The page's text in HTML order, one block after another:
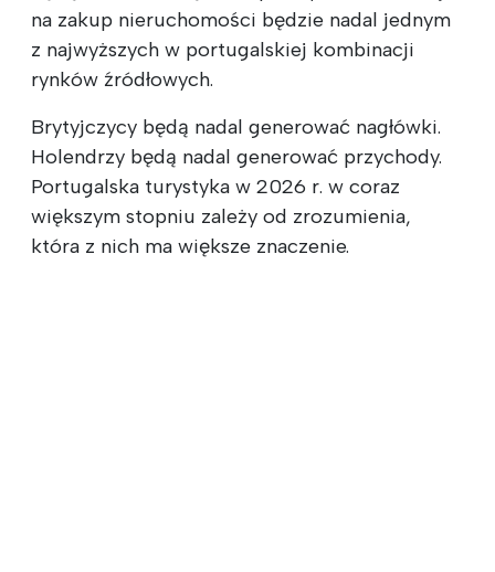
na zakup nieruchomości będzie nadal jednym
z najwyższych w portugalskiej kombinacji
rynków źródłowych.
Brytyjczycy będą nadal generować nagłówki.
Holendrzy będą nadal generować przychody.
Portugalska turystyka w 2026 r. w coraz
większym stopniu zależy od zrozumienia,
która z nich ma większe znaczenie.